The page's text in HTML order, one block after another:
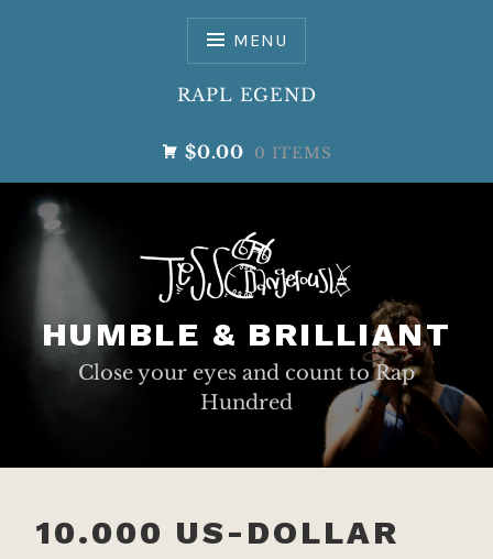
MENU
RAPL EGEND
$0.00 0 ITEMS
HUMBLE & BRILLIANT
Close your eyes and count to Rap
Hundred
10.000 US-DOLLAR